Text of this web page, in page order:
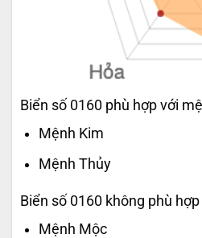
Biển số 0160 phù hợp với
Mệnh Kim
Mệnh Thủy
Biển số 0160 không phù
Mệnh Mộc